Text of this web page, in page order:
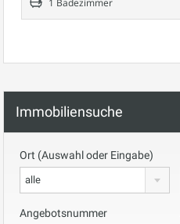
1 Badezimmer
Immobiliensuche
Ort (Auswahl oder Eingabe)
alle
Angebotsnummer